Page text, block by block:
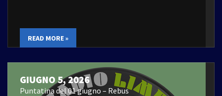
READ MORE »
GIUGNO 5, 2026
Puntatina del 01 giugno – Rebus